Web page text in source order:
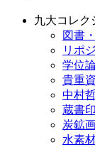
九大コレク
図書
リポ
学位
貴重
中村
蔵書
炭鉱
水素